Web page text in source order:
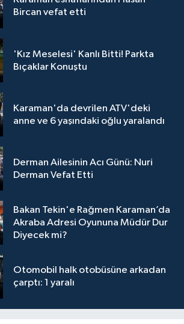
Bircan vefat etti
'Kız Meselesi' Kanlı Bitti! Parkta
Bıçaklar Konuştu
Karaman'da devrilen ATV'deki
anne ve 6 yaşındaki oğlu yaralandı
Derman Ailesinin Acı Günü: Nuri
Derman Vefat Etti
Bakan Tekin'e Rağmen Karaman’da
Akraba Adresi Oyununa Müdür Dur
Diyecek mi?
Otomobil halk otobüsüne arkadan
çarptı: 1 yaralı